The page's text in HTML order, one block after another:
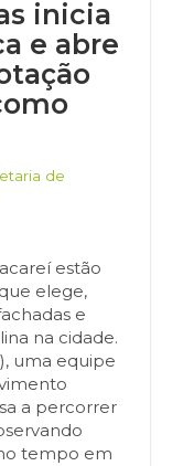
inicia
e abre
de
estão
elege,
e
na cidade.
uma equipe
a percorrer
tempo em